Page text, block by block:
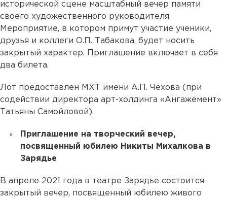
исторической сцене масштабный вечер памяти
своего художественного руководителя.
Мероприятие, в котором примут участие ученики,
друзья и коллеги О.П. Табакова, будет носить
закрытый характер. Приглашение включает в себя
два билета.
Лот предоставлен МХТ имени А.П. Чехова (при
содействии директора арт-холдинга «Ангажемент»
Татьяны Самойловой).
Приглашение на творческий вечер,
посвященный юбилею Никиты Михалкова в
Зарядье
В апреле 2021 года в театре Зарядье состоится
закрытый вечер, посвященный юбилею живого